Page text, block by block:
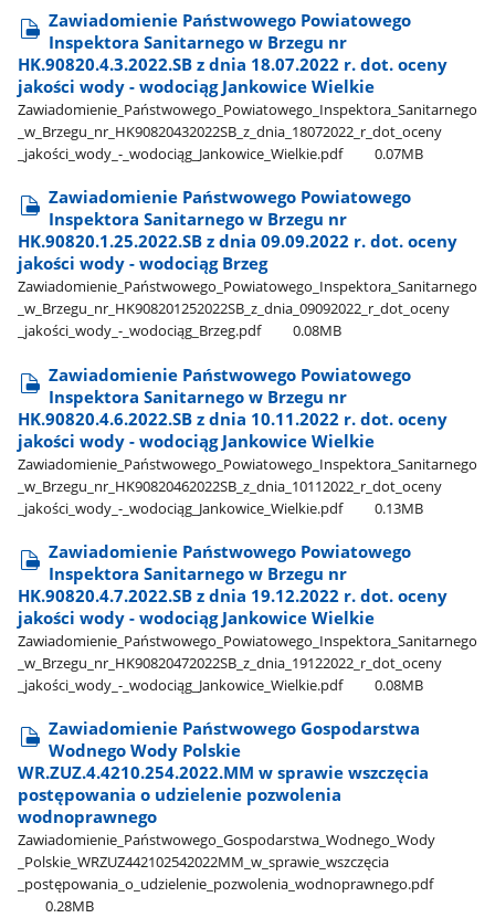
Zawiadomienie Państwowego Powiatowego
Inspektora Sanitarnego w Brzegu nr
HK.90820.4.3.2022.SB z dnia 18.07.2022 r. dot. oceny
jakości wody - wodociąg Jankowice Wielkie
Zawiadomienie​_Państwowego​_Powiatowego​_Inspektora​_Sanitarnego​
_w​_Brzegu​_nr​_HK90820432022SB​_z​_dnia​_18072022​_r​_dot​_oceny​
_jakości​_wody​_-​_wodociąg​_Jankowice​_Wielkie.pdf
0.07MB
Zawiadomienie Państwowego Powiatowego
Inspektora Sanitarnego w Brzegu nr
HK.90820.1.25.2022.SB z dnia 09.09.2022 r. dot. oceny
jakości wody - wodociąg Brzeg
Zawiadomienie​_Państwowego​_Powiatowego​_Inspektora​_Sanitarnego​
_w​_Brzegu​_nr​_HK908201252022SB​_z​_dnia​_09092022​_r​_dot​_oceny​
_jakości​_wody​_-​_wodociąg​_Brzeg.pdf
0.08MB
Zawiadomienie Państwowego Powiatowego
Inspektora Sanitarnego w Brzegu nr
HK.90820.4.6.2022.SB z dnia 10.11.2022 r. dot. oceny
jakości wody - wodociąg Jankowice Wielkie
Zawiadomienie​_Państwowego​_Powiatowego​_Inspektora​_Sanitarnego​
_w​_Brzegu​_nr​_HK90820462022SB​_z​_dnia​_10112022​_r​_dot​_oceny​
_jakości​_wody​_-​_wodociąg​_Jankowice​_Wielkie.pdf
0.13MB
Zawiadomienie Państwowego Powiatowego
Inspektora Sanitarnego w Brzegu nr
HK.90820.4.7.2022.SB z dnia 19.12.2022 r. dot. oceny
jakości wody - wodociąg Jankowice Wielkie
Zawiadomienie​_Państwowego​_Powiatowego​_Inspektora​_Sanitarnego​
_w​_Brzegu​_nr​_HK90820472022SB​_z​_dnia​_19122022​_r​_dot​_oceny​
_jakości​_wody​_-​_wodociąg​_Jankowice​_Wielkie.pdf
0.08MB
Zawiadomienie Państwowego Gospodarstwa
Wodnego Wody Polskie
WR.ZUZ.4.4210.254.2022.MM w sprawie wszczęcia
postępowania o udzielenie pozwolenia
wodnoprawnego
Zawiadomienie​_Państwowego​_Gospodarstwa​_Wodnego​_Wody​
_Polskie​_WRZUZ442102542022MM​_w​_sprawie​_wszczęcia​
_postępowania​_o​_udzielenie​_pozwolenia​_wodnoprawnego.pdf
0.28MB